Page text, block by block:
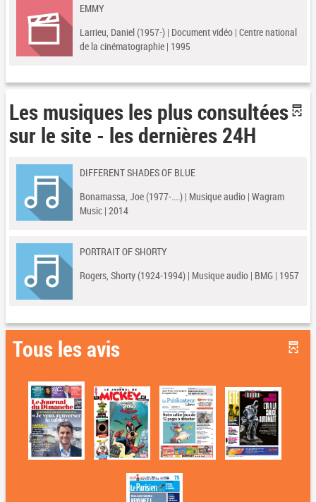
EMMY
Larrieu, Daniel (1957-) | Document vidéo | Centre national
de la cinématographie | 1995
Les musiques les plus consultées
sur le site - les dernières 24H
DIFFERENT SHADES OF BLUE
Bonamassa, Joe (1977-....) | Musique audio | Wagram
Music | 2014
PORTRAIT OF SHORTY
Rogers, Shorty (1924-1994) | Musique audio | BMG | 1957
Tous les avis